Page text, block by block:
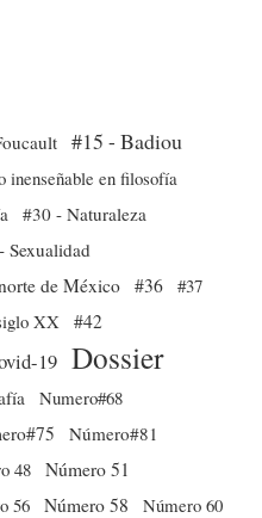
#15 - Badiou
inenseñable en filosofía
#30 - Naturaleza
Sexualidad
de México #36 #37
XX #42
19 Dossier
Numero#68
Número#81
48 Número 51
56 Número 58
Número 60